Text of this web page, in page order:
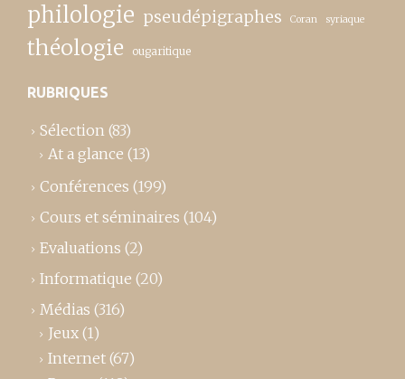
philologie pseudépigraphes Coran syriaque
théologie ougaritique
RUBRIQUES
Sélection (83)
At a glance (13)
Conférences (199)
Cours et séminaires (104)
Evaluations (2)
Informatique (20)
Médias (316)
Jeux (1)
Internet (67)